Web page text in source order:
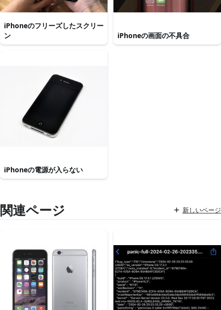
iPhoneのフリーズしたスクリー
ン
iPhoneの画面の不具合
iPhoneの電源が入らない
関連ページ 新しいページ